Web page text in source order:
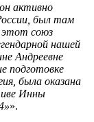
активно
был там
этот союз
нашей
Андреевне
подготовке
была оказана
Инны
».